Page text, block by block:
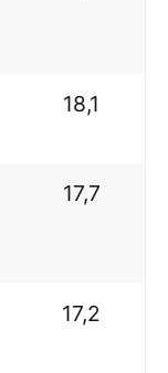
18,1
17,7
17,2